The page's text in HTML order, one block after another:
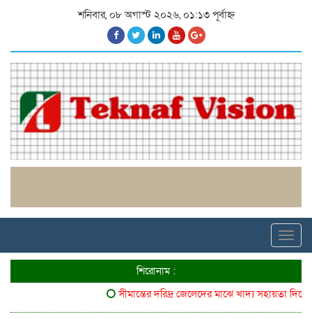
শনিবার, ০৮ অগাস্ট ২০২৬, ০১:১৩ পূর্বাহ্ন
শিরোনাম :
সীমান্তের দরিদ্র জেলেদের মাঝে খাদ্য সহায়তা দিলো